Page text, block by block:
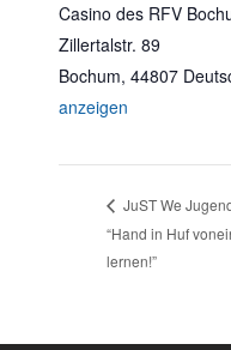
Casino des RFV
Zillertalstr. 89
Bochum, 44807
anzeigen
JuST We
“Hand in Huf
lernen!”